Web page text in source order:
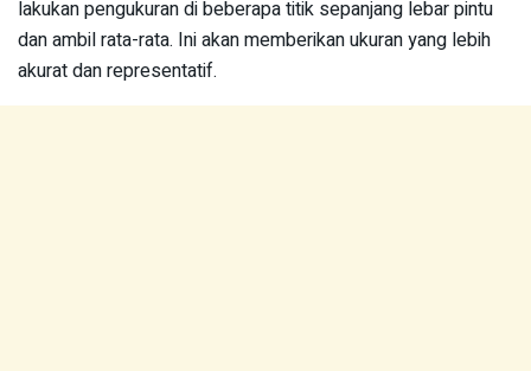
lakukan pengukuran di beberapa titik sepanjang lebar pintu
dan ambil rata-rata. Ini akan memberikan ukuran yang lebih
akurat dan representatif.